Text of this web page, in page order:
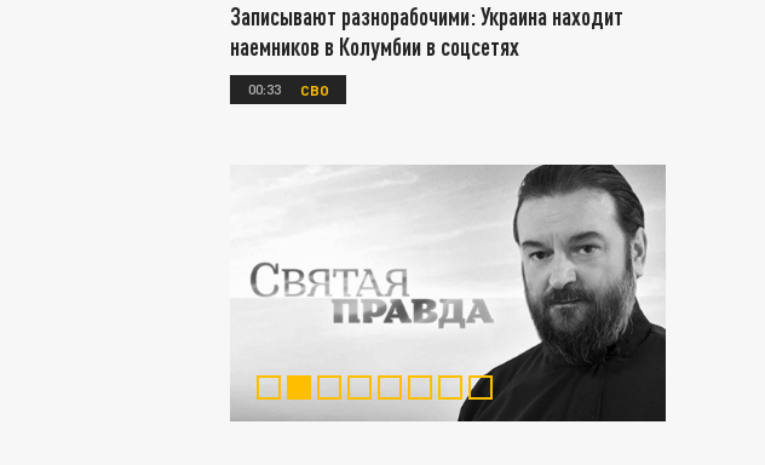
Записывают разнорабочими: Украина находит
наемников в Колумбии в соцсетях
00:33 СВО